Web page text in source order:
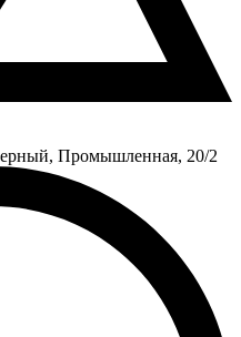
Промышленная, 20/2